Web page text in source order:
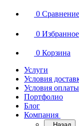
0 Сравнение
0 Избранное
0 Корзина
Услуги
Условия
Условия оплаты
Портфолио
Блог
Компания